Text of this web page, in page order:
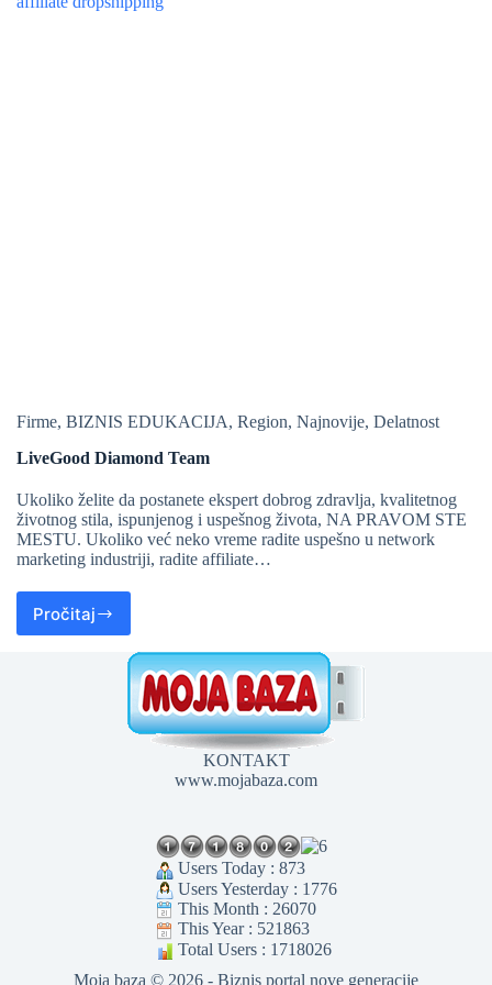
Firme, BIZNIS EDUKACIJA, Region, Najnovije, Delatnost
LiveGood Diamond Team
Ukoliko želite da postanete ekspert dobrog zdravlja, kvalitetnog
životnog stila, ispunjenog i uspešnog života, NA PRAVOM STE
MESTU. Ukoliko već neko vreme radite uspešno u network
marketing industriji, radite affiliate…
Pročitaj
KONTAKT
www.mojabaza.com
Users Today : 873
Users Yesterday : 1776
This Month : 26070
This Year : 521863
Total Users : 1718026
Moja baza © 2026 - Biznis portal nove generacije